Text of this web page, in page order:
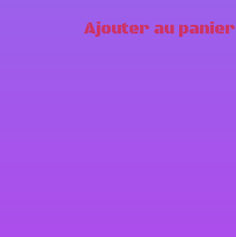
Ajouter au panier